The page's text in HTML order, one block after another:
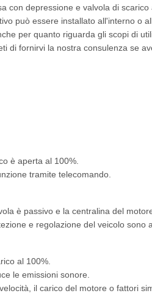
con depressione e valvola di
può essere installato all'interno o
per quanto riguarda gli scopi di
di fornirvi la nostra consulenza se
è aperta al 100%.
tramite telecomando.
è passivo e la centralina del
e regolazione del veicolo sono
al 100%.
le emissioni sonore.
il carico del motore o fattori